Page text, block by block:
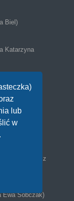
lub
w
Biel)
Katarzyna
Katarzyna
Katarzyna
(czyta Bartosz
Ewa Sobczak)